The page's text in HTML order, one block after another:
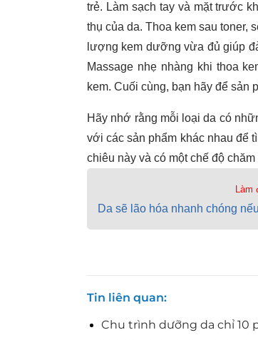
trẻ. Làm sạch tay và mặt trước
thụ của da. Thoa kem sau toner,
lượng kem dưỡng vừa đủ giúp
Massage nhẹ nhàng khi thoa
kem. Cuối cùng, bạn hãy để sản
Hãy nhớ rằng mỗi loại da có
với các sản phẩm khác nhau để
chiêu này và có một chế độ
Làm
Da sẽ lão hóa nhanh chóng
Tin liên quan
Chu trình dưỡng da chỉ 10